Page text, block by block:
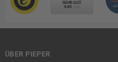
ÜBER PIEPER